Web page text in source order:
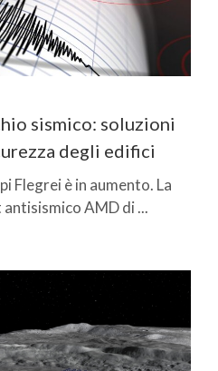
sismico: soluzioni
degli edifici
Flegrei è in aumento. La
AMD di ...